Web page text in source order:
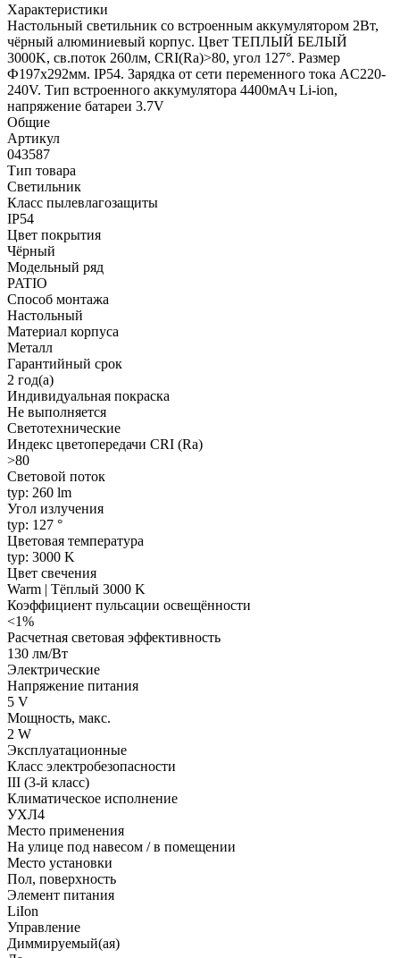
Характеристики
Настольный светильник со встроенным аккумулятором 2Вт,
чёрный алюминиевый корпус. Цвет ТЕПЛЫЙ БЕЛЫЙ
3000K, св.поток 260лм, CRI(Ra)>80, угол 127°. Размер
Ф197x292мм. IP54. Зарядка от сети переменного тока AC220-
240V. Тип встроенного аккумулятора 4400мАч Li-ion,
напряжение батареи 3.7V
Общие
Артикул
043587
Тип товара
Светильник
Класс пылевлагозащиты
IP54
Цвет покрытия
Чёрный
Модельный ряд
PATIO
Способ монтажа
Настольный
Материал корпуса
Металл
Гарантийный срок
2 год(а)
Индивидуальная покраска
Не выполняется
Светотехнические
Индекс цветопередачи CRI (Ra)
>80
Световой поток
typ: 260 lm
Угол излучения
typ: 127 °
Цветовая температура
typ: 3000 K
Цвет свечения
Warm | Тёплый 3000 K
Коэффициент пульсации освещённости
<1%
Расчетная световая эффективность
130 лм/Вт
Электрические
Напряжение питания
5 V
Мощность, макс.
2 W
Эксплуатационные
Класс электробезопасности
III (3-й класс)
Климатическое исполнение
УХЛ4
Место применения
На улице под навесом / в помещении
Место установки
Пол, поверхность
Элемент питания
LiIon
Управление
Диммируемый(ая)